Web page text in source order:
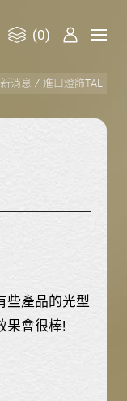
(0)
消息 進口燈飾TAL
些產品的光型
果會很棒!